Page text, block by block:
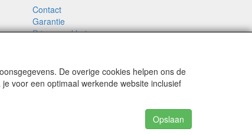
Contact
Garantie
Privacyverklaring
inclusief BTW.
De overige cookies helpen ons de
voor een optimaal werkende website inclusief
Opslaan